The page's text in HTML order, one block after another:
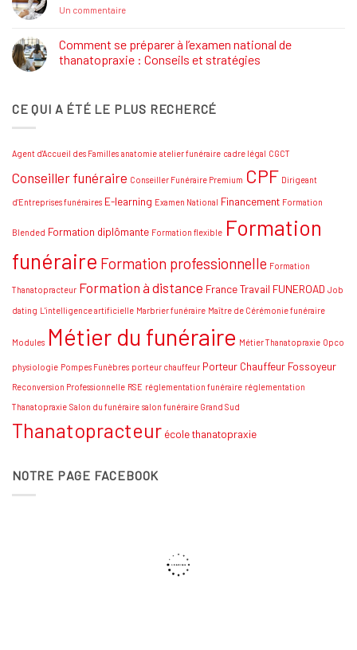
Salon
SUD
Un commentairesur
Réaliser
votre
rêve
Comment se préparer à l’examen national de
thanatopraxie : Conseils et stratégies
Comment
se
national
thanatopraxie
Conseils
CE QUI A ÉTÉ LE PLUS RECHERCÉ
Agent d'Accueil des Familles anatomie atelier funéraire cadre légal CGCT
Conseiller funéraire Conseiller Funéraire Premium CPF Dirigeant
d'Entreprises funéraires E-learning Examen National Financement Formation
Blended Formation diplômante Formation flexible Formation
funéraire Formation professionnelle Formation
Thanatopracteur Formation à distance France Travail FUNEROAD Job
dating L'intelligence artificielle Marbrier funéraire Maître de Cérémonie funéraire
Modules Métier du funéraire Métier Thanatopraxie Opco
physiologie Pompes Funèbres porteur chauffeur Porteur Chauffeur Fossoyeur
Reconversion Professionnelle RSE réglementation funéraire réglementation
Thanatopraxie Salon du funéraire salon funéraire Grand Sud
Thanatopracteur école thanatopraxie
NOTRE PAGE FACEBOOK